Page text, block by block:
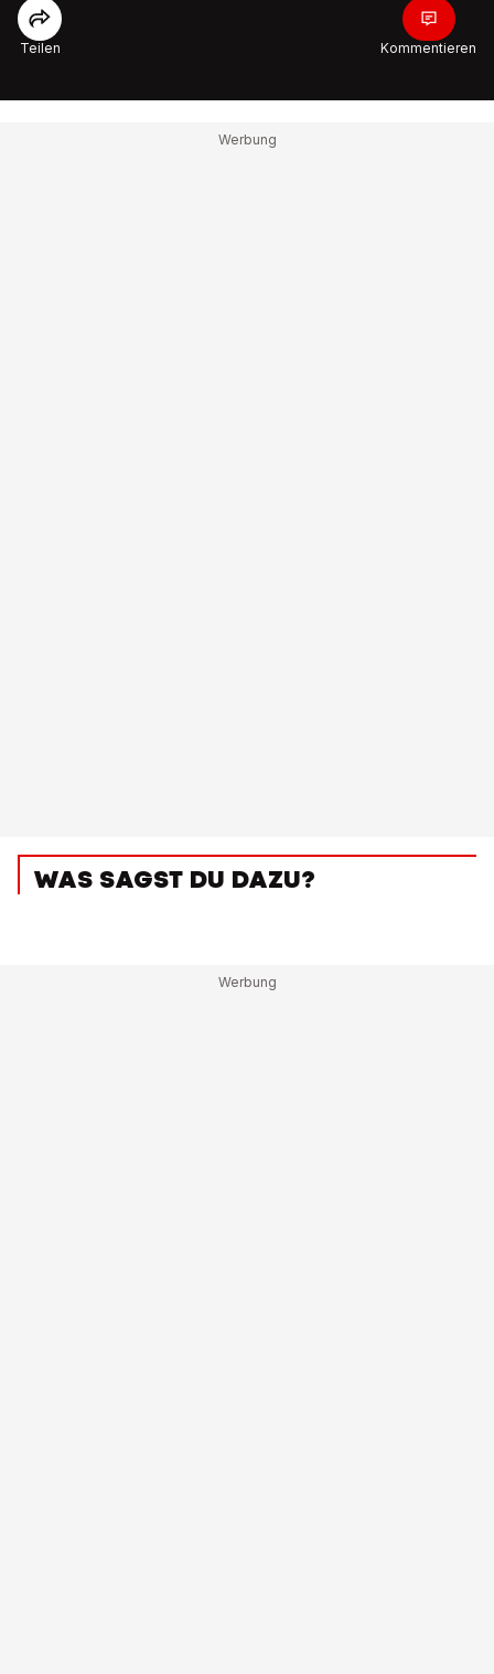
Teilen Kommentieren
WAS SAGST DU DAZU?